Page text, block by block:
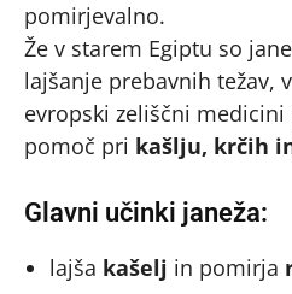
pomirjevalno.
Že v starem Egiptu so
lajšanje prebavnih težav,
evropski zeliščni
pomoč pri kašlju, krčih
Glavni učinki janeža:
lajša kašelj in pomirja